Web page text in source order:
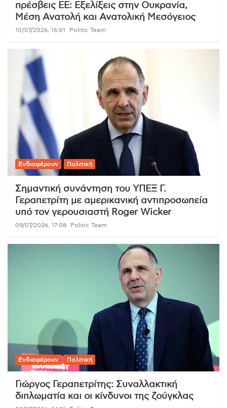
πρέσβεις ΕΕ: Εξελίξεις στην Ουκρανία,
Μέση Ανατολή και Ανατολική Μεσόγειος
10/07/2026, 16:01 Politic Team
Ενδιαφέρουν Πολιτική
Σημαντική συνάντηση του ΥΠΕΞ Γ.
Γεραπετρίτη με αμερικανική αντιπροσωπεία
υπό τον γερουσιαστή Roger Wicker
09/07/2026, 17:08 Politic Team
Ενδιαφέρουν Πολιτική
Γιώργος Γεραπετρίτης: Συναλλακτική
διπλωματία και οι κίνδυνοι της ζούγκλας